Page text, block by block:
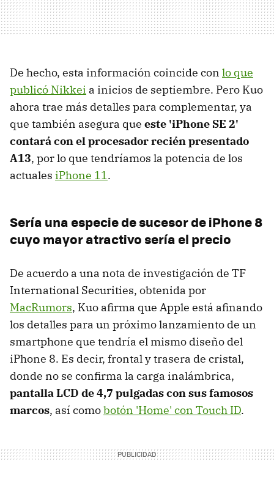
De hecho, esta información coincide con lo que
publicó Nikkei a inicios de septiembre. Pero Kuo
ahora trae más detalles para complementar, ya
que también asegura que este 'iPhone SE 2'
contará con el procesador recién presentado
A13, por lo que tendríamos la potencia de los
actuales iPhone 11.
Sería una especie de sucesor de iPhone 8
cuyo mayor atractivo sería el precio
De acuerdo a una nota de investigación de TF
International Securities, obtenida por
MacRumors, Kuo afirma que Apple está afinando
los detalles para un próximo lanzamiento de un
smartphone que tendría el mismo diseño del
iPhone 8. Es decir, frontal y trasera de cristal,
donde no se confirma la carga inalámbrica,
pantalla LCD de 4,7 pulgadas con sus famosos
marcos, así comobotón 'Home' con Touch ID.